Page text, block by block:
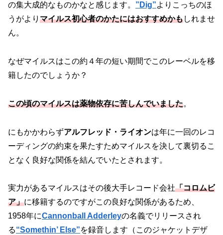
の集大成的なものかなと感じます。 ”Dig”よりこっちのほ
うがより マイルス初心者のかたにはおすすめかもしれませ
ん。
なぜマイルスはこの約４年の短い期間でこのレーベルを移
籍したのでしょうか？
この頃のマイルスは薬物依存に苦しんでいました。
にもかかわらずアルフレッド・ライオンは年に一回のレコ
ーディングの約束を果たすためマイルスを決して裏切るこ
となく良好な関係を結んでいたとされます。
実力があるマイルスはその後大手レコード会社「コロムビ
ア」に移籍するのですがこの良好な関係があるため、
1958年にCannonball Adderleyの名義でリリースされ
る“Somethin’ Else”を録音します（このジャケットデザ